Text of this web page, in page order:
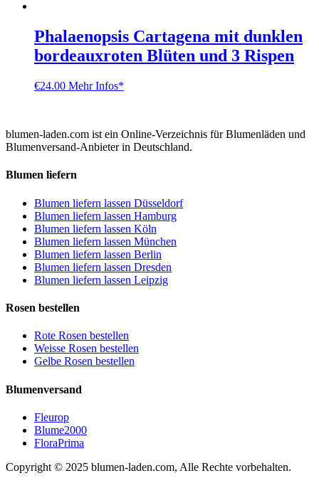
Phalaenopsis Cartagena mit dunklen
bordeauxroten Blüten und 3 Rispen
€24.00 Mehr Infos*
blumen-laden.com ist ein Online-Verzeichnis für Blumenläden und
Blumenversand-Anbieter in Deutschland.
Blumen liefern
Blumen liefern lassen Düsseldorf
Blumen liefern lassen Hamburg
Blumen liefern lassen Köln
Blumen liefern lassen München
Blumen liefern lassen Berlin
Blumen liefern lassen Dresden
Blumen liefern lassen Leipzig
Rosen bestellen
Rote Rosen bestellen
Weisse Rosen bestellen
Gelbe Rosen bestellen
Blumenversand
Fleurop
Blume2000
FloraPrima
Copyright © 2025 blumen-laden.com, Alle Rechte vorbehalten.